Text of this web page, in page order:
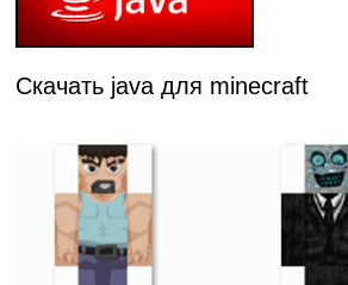
Скачать java для minecraft